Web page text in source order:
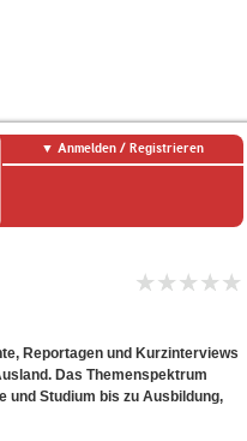
Anmelden / Registrieren
Reportagen und Kurzinterviews
Das Themenspektrum
und Studium bis zu Ausbildung,